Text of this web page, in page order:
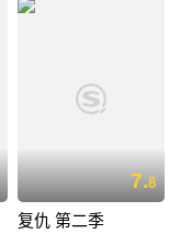
7.8
复仇 第二季